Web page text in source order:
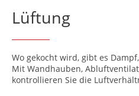
Lüftung
Wo gekocht wird, gibt es
Mit Wandhauben,
kontrollieren Sie die